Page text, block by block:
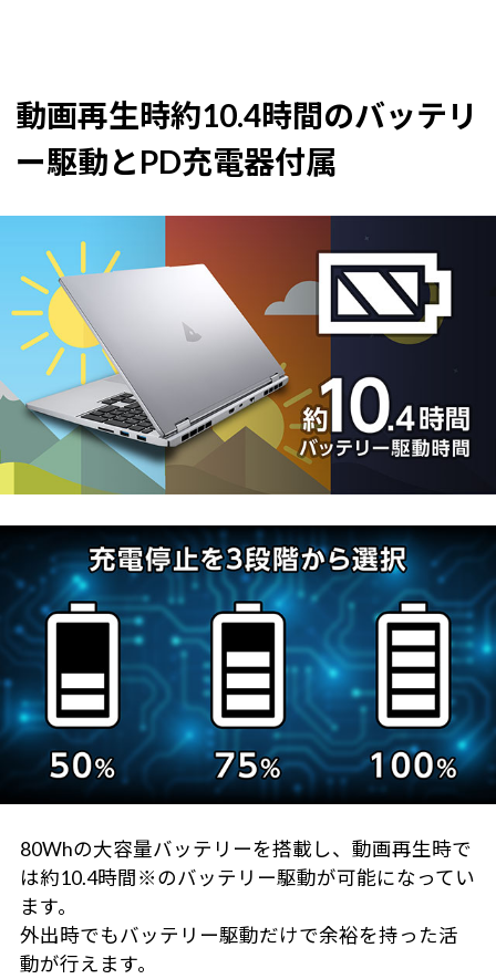
動画再生時約10.4時間のバッテリ
ー駆動とPD充電器付属
80Whの大容量バッテリーを搭載し、動画再生時で
は約10.4時間※のバッテリー駆動が可能になってい
ます。
外出時でもバッテリー駆動だけで余裕を持った活
動が行えます。